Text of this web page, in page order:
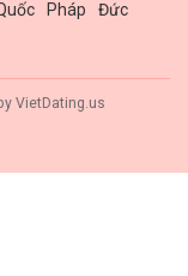
Pháp
Đức
VietDating.us